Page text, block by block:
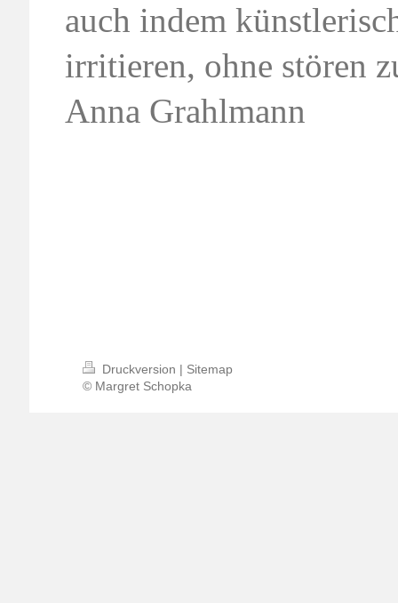
auch indem
irritieren, ohne stören
Anna Grahlmann
Druckversion | Sitemap
© Margret Schopka